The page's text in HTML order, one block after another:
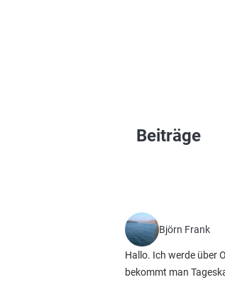
Beiträge
Björn Frank
Hallo. Ich werde über
bekommt man